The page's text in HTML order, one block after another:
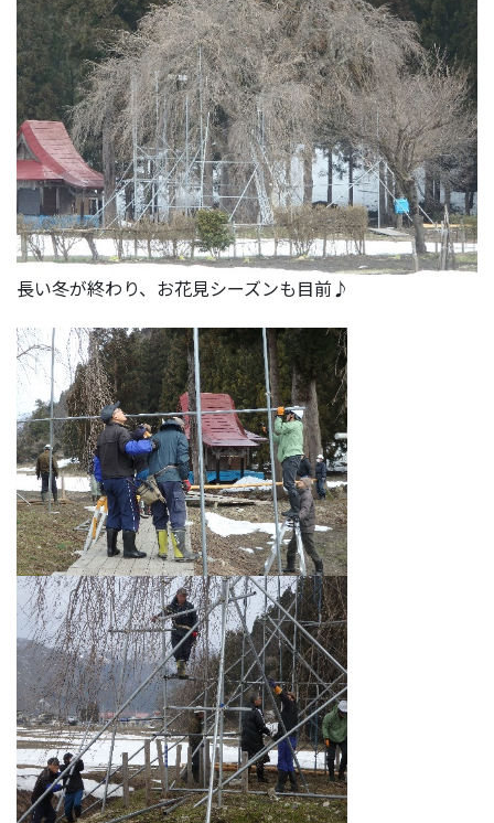
長い冬が終わり、お花見シーズンも目前♪